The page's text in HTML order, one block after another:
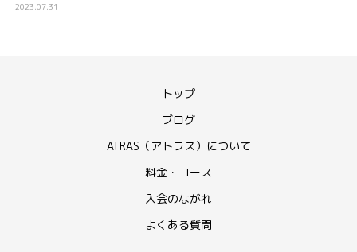
2023.07.31
トップ
ブログ
ATRAS（アトラス）について
料金・コース
入会のながれ
よくある質問